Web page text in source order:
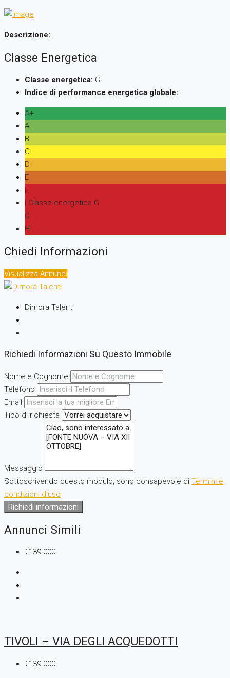
Descrizione:
Classe Energetica
Classe energetica: G
Indice di performance energetica globale:
A+
A
B
C
D
E
F
| Classe energetica G
G
H
Chiedi Informazioni
Visualizza Annunci
Dimora Talenti
Richiedi Informazioni Su Questo Immobile
Nome e Cognome
Telefono
Email
Tipo di richiesta
Messaggio
Sottoscrivendo questo modulo, sono consapevole di Termini e
condizioni d'uso
Richiedi informazioni
Annunci Simili
€139.000
TIVOLI – VIA DEGLI ACQUEDOTTI
€139.000